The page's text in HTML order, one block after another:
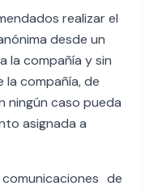
realizar el
desde un
la compañía y sin
la compañía, de
ningún caso pueda
asignada a
de